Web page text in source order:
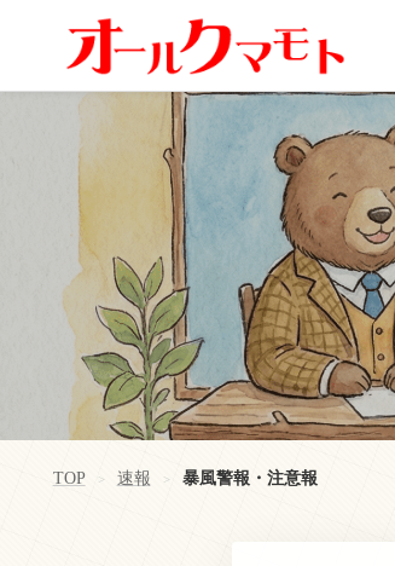
TOP > 速報 > 暴風警報・注意報